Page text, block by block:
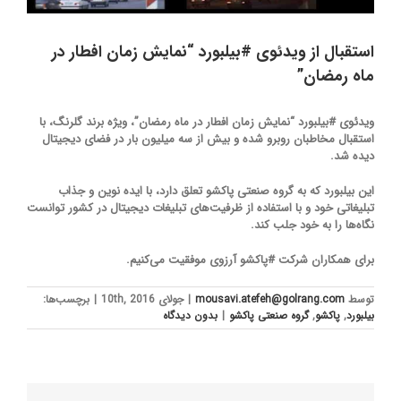
استقبال از ویدئوی #بیلبورد “نمایش زمان افطار در
ماه رمضان”
ویدئوی #بیلبورد “نمایش زمان افطار در ماه رمضان”، ویژه برند گلرنگ، با
استقبال مخاطبان روبرو شده و بیش از سه میلیون بار در فضای دیجیتال
دیده شد.
این بیلبورد که به گروه صنعتی پاکشو تعلق دارد، با ایده نوین و جذاب
تبلیغاتی خود و با استفاده از ظرفیت‌های تبلیغات دیجیتال در کشور توانست
نگاه‌ها را به خود جلب کند.
برای همکاران شرکت #پاکشو آرزوی موفقیت می‌کنیم.
توسط mousavi.atefeh@golrang.com
| جولای 10th, 2016 | برچسب‌ها:
بیلبورد, پاکشو,گروه صنعتی پاکشو | بدون ديدگاه